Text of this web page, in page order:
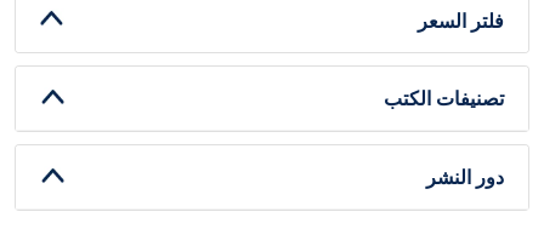
فلتر السعر
تصنيفات الكتب
دور النشر